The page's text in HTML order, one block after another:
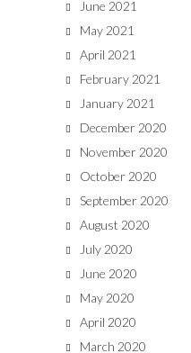
June 2021
May 2021
April 2021
February 2021
January 2021
December 2020
November 2020
October 2020
September 2020
August 2020
July 2020
June 2020
May 2020
April 2020
March 2020